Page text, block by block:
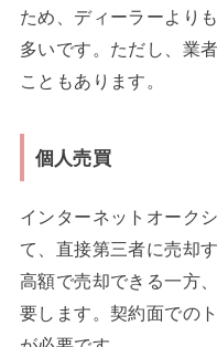
ため、ディーラーより
多いです。ただし、業
こともあります。
個人売買
インターネットオーク
て、直接第三者に売却
高額で売却できる一方
要します。契約面での